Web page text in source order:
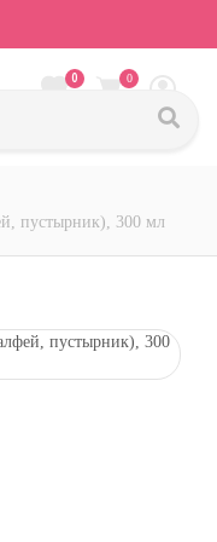
0 0
пустырник), 300 мл